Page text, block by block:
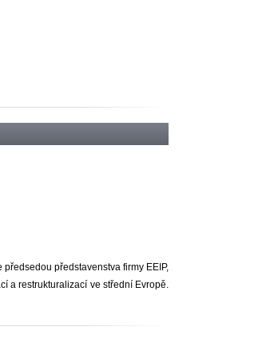
představenstva firmy EEIP,
a restrukturalizací ve střední Evropě.